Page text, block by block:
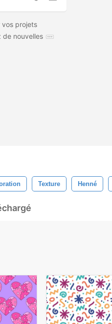
projets
de nouvelles
Texture Henné